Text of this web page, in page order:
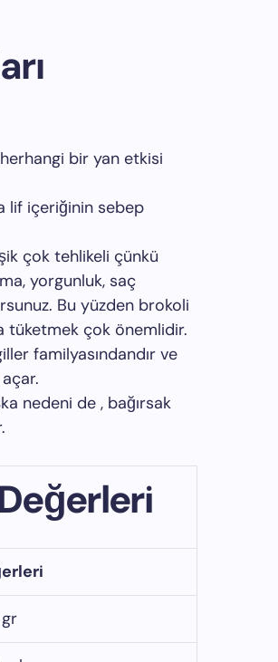
bir yan etkisi
lif içeriğinin sebep
çok tehlikeli çünkü
yorgunluk, saç
Bu yüzden brokoli
tüketmek çok önemlidir.
familyasındandır ve
nedeni de , bağırsak